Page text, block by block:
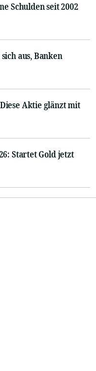
Schulden seit 2002
aus, Banken
Aktie glänzt mit
Startet Gold jetzt